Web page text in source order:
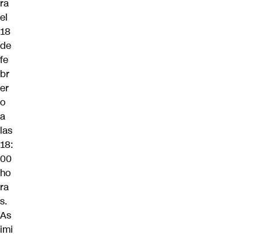
ra
el
18
de
fe
br
er
o
a
las
18:
00
ho
ra
s.
As
imi